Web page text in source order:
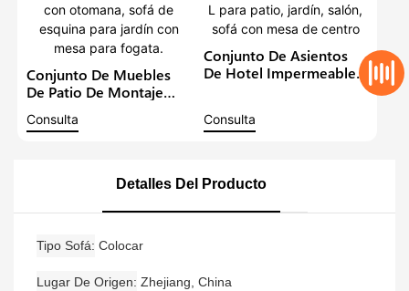
Conjunto De Muebles
De Patio De Montaje
De L Para Exterior, Sofá
Esquina Para Jardín Con
Mesa Para Fogata.
Consulta
Conjunto De Asientos
De Hotel Impermeables,
De L Para Patio, Jardín,
Consulta
Detalles Del Producto
Tipo Sofá Colocar
Lugar De Origen Zhejiang, China